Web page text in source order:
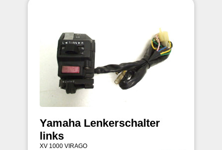
Yamaha Lenkerschalter
links
XV 1000 VIRAGO